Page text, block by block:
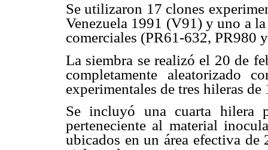
Se utilizaron 17 clones
Venezuela 1991 (V91) y uno a
comerciales (PR61-632, PR980
La siembra se realizó el 20 de
completamente aleatorizado
experimentales de tres hileras de
Se incluyó una cuarta hilera
perteneciente al material
ubicados en un área efectiva